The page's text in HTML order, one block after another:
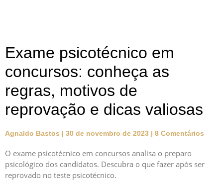
Exame psicotécnico em
concursos: conheça as
regras, motivos de
reprovação e dicas valiosas
Agnaldo Bastos 30 de novembro de 2023 8 Comentários
O exame psicotécnico em concursos analisa o preparo
psicológico dos candidatos. Descubra o que fazer após ser
reprovado no teste psicotécnico.